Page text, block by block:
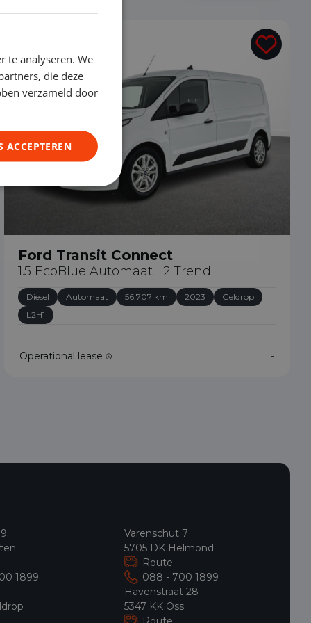
Ford Transit Connect
1.5 EcoBlue Automaat L2 Trend
Diesel Automaat 56.707 km 2023
Geldrop
L2H1
Operational lease -
1899
Varenschut 7
5705 DK Helmond
Route
088 - 700 1899
Havenstraat 28
5347 KK Oss
te analyseren. We
die deze
verzameld door
ACCEPTEREN